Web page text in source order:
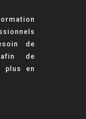
de
afin de
plus en